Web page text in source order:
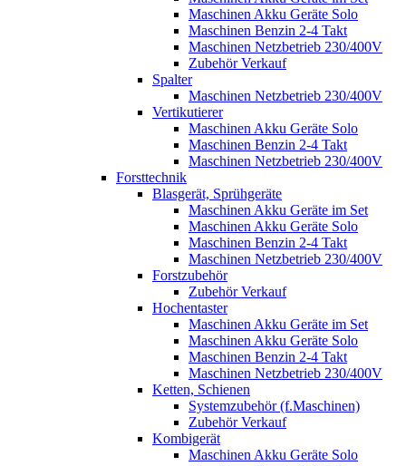
Maschinen Akku Geräte Solo
Maschinen Benzin 2-4 Takt
Maschinen Netzbetrieb 230/400V
Zubehör Verkauf
Spalter
Maschinen Netzbetrieb 230/400V
Vertikutierer
Maschinen Akku Geräte Solo
Maschinen Benzin 2-4 Takt
Maschinen Netzbetrieb 230/400V
Forsttechnik
Blasgerät, Sprühgeräte
Maschinen Akku Geräte im Set
Maschinen Akku Geräte Solo
Maschinen Benzin 2-4 Takt
Maschinen Netzbetrieb 230/400V
Forstzubehör
Zubehör Verkauf
Hochentaster
Maschinen Akku Geräte im Set
Maschinen Akku Geräte Solo
Maschinen Benzin 2-4 Takt
Maschinen Netzbetrieb 230/400V
Ketten, Schienen
Systemzubehör (f.Maschinen)
Zubehör Verkauf
Kombigerät
Maschinen Akku Geräte Solo